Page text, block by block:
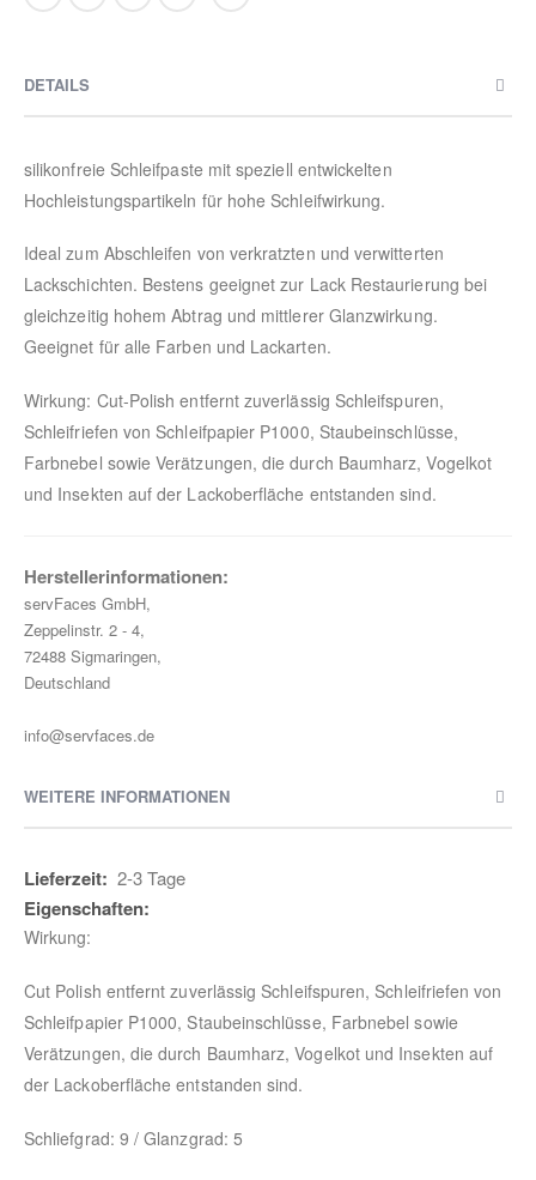
DETAILS
silikonfreie Schleifpaste mit speziell entwickelten
Hochleistungspartikeln für hohe Schleifwirkung.
Ideal zum Abschleifen von verkratzten und verwitterten
Lackschichten. Bestens geeignet zur Lack Restaurierung bei
gleichzeitig hohem Abtrag und mittlerer Glanzwirkung.
Geeignet für alle Farben und Lackarten.
Wirkung: Cut-Polish entfernt zuverlässig Schleifspuren,
Schleifriefen von Schleifpapier P1000, Staubeinschlüsse,
Farbnebel sowie Verätzungen, die durch Baumharz, Vogelkot
und Insekten auf der Lackoberfläche entstanden sind.
Herstellerinformationen:
servFaces GmbH,
Zeppelinstr. 2 - 4,
72488 Sigmaringen,
Deutschland
info@servfaces.de
WEITERE INFORMATIONEN
Weitere
Informationen
2-3 Tage
Wirkung:
Cut Polish entfernt zuverlässig Schleifspuren, Schleifriefen von
Schleifpapier P1000, Staubeinschlüsse, Farbnebel sowie
Verätzungen, die durch Baumharz, Vogelkot und Insekten auf
der Lackoberfläche entstanden sind.
Schliefgrad: 9 / Glanzgrad: 5